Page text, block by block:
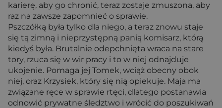
karierę, aby go chronić, teraz zostaje zmuszona, aby
raz na zawsze zapomnieć o sprawie.
Pszczółką była tylko dla niego, a teraz znowu staje
się tą zimną i nieprzystępną panią komisarz, którą
kiedyś była. Brutalnie odepchnięta wraca na stare
tory, rzuca się w wir pracy i to w niej odnajduje
ukojenie. Pomaga jej Tomek, wciąż obecny obok
niej, oraz Krzysiek, który się nią opiekuje. Maja ma
związane ręce w sprawie rtęci, dlatego postanawia
odnowić prywatne śledztwo i wrócić do poszukiwań